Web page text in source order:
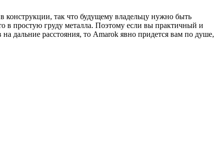
конструкции, так что будущему владельцу нужно быть
в простую груду металла. Поэтому если вы практичный и
дальние расстояния, то Amarok явно придется вам по душе,